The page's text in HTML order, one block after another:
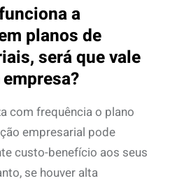
a
planos de
será que vale
com frequência o plano
empresarial pode
custo-benefício aos seus
se houver alta